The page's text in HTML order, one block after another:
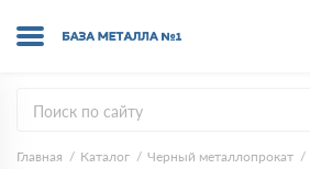
Главная Каталог Черный металлопрокат